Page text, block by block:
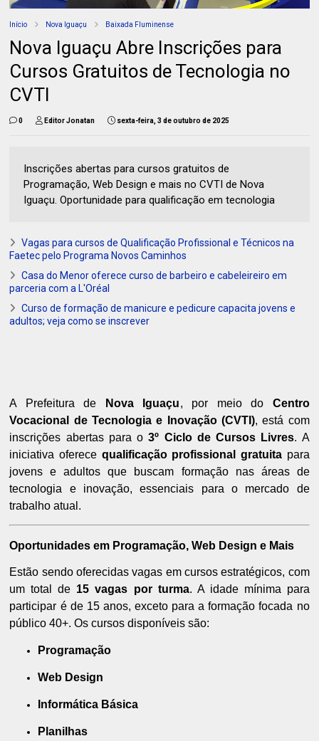
Início Nova Iguaçu Baixada Fluminense
Nova Iguaçu Abre Inscrições para
Cursos Gratuitos de Tecnologia no
CVTI
0 Editor Jonatan sexta-feira, 3 de outubro de 2025
Inscrições abertas para cursos gratuitos de
Programação, Web Design e mais no CVTI de Nova
Iguaçu. Oportunidade para qualificação em tecnologia
Vagas para cursos de Qualificação Profissional e Técnicos na
Faetec pelo Programa Novos Caminhos
Casa do Menor oferece curso de barbeiro e cabeleireiro em
parceria com a L'Oréal
Curso de formação de manicure e pedicure capacita jovens e
adultos; veja como se inscrever
A Prefeitura de Nova Iguaçu, por meio do Centro
Vocacional de Tecnologia e Inovação (CVTI), está com
inscrições abertas para o3º Ciclo de Cursos Livres. A
iniciativa oferece qualificação profissional gratuitapara
jovens e adultos que buscam formação nas áreas de
tecnologia e inovação, essenciais para o mercado de
trabalho atual.
Oportunidades em Programação, Web Design e Mais
Estão sendo oferecidas vagas em cursos estratégicos, com
um total de 15 vagas por turma. A idade mínima para
participar é de 15 anos, exceto para a formação focada no
público 40+. Os cursos disponíveis são:
Programação
Web Design
Informática Básica
Planilhas